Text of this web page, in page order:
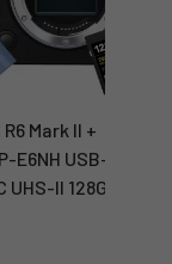
Mark II +
E6NH USB-C +
II 128GB